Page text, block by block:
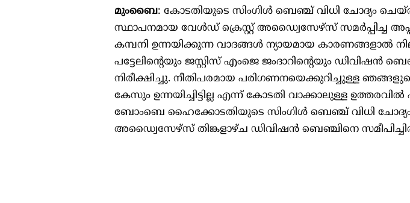
മുംബൈ: കോടതിയുടെ സിംഗിൾ ബെഞ്ച് വിധി ചോദ്യം
സ്ഥാപനമായ വേൾഡ് ക്രെസ്റ്റ് അഡ്വൈസേഴ്‌സ് സമർപ്പിച്ച
കമ്പനി ഉന്നയിക്കുന്ന വാദങ്ങൾ ന്യായമായ കാരണങ്ങളാൽ
പട്ടേലിന്റെയും ജസ്റ്റിസ് എംജെ ജംദാറിന്റെയും ഡിവിഷൻ
നിരീക്ഷിച്ചു. നീതിപരമായ പരിഗണനയെക്കുറിച്ചുള്ള
കേസും ഉന്നയിച്ചിട്ടില്ല എന്ന് കോടതി വാക്കാലുള്ള
ബോംബെ ഹൈക്കോടതിയുടെ സിംഗിൾ ബെഞ്ച് വിധി
അഡ്വൈസേഴ്സ് തിങ്കളാഴ്ച ഡിവിഷൻ ബെഞ്ചിനെ